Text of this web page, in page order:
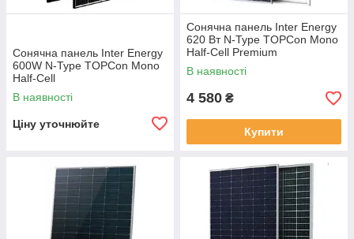
Сонячна панель Inter Energy
600W N-Type TOPCon Mono
Half-Cell
(IE182x182/M/72/600MH)
В наявності
Ціну уточнюйте
Сонячна панель Inter Energy
620 Вт N-Type TOPCon Mono
Half-Cell Premium
(IE182x182/M/72/620MH)
В наявності
4 580 ₴
Купити